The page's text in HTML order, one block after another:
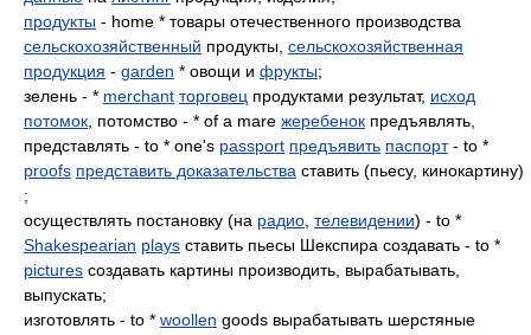
продукты - home * товары отечественного производства
сельскохозяйственный продукты, сельскохозяйственная
продукция - garden * овощи и фрукты;
зелень - * merchant торговец продуктами результат, исход
потомок , потомство - * of a mare жеребенок предъявлять,
представлять - to * one's passport предъявить паспорт- to *
proofs представить доказательства ставить (пьесу, кинокартину)
;
осуществлять постановку (на радио телевидении) - to *
Shakespearian plays ставить пьесы Шекспира создавать - to *
pictures создавать картины производить, вырабатывать,
выпускать;
изготовлять - to * woollen goods вырабатывать шерстяные